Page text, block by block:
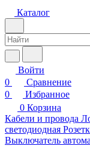
Каталог
Войти
0
Сравнение
0
Избранное
0 Корзина
Кабели и провода
светодиодная
Выключатель